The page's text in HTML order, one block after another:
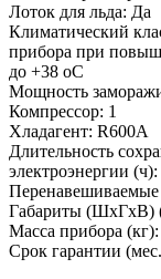
Лоток для льда: Да
Климатический
прибора при
до +38 оС
Мощность
Компрессор: 1
Хладагент: R600A
Длительность
электроэнергии
Габариты (ШхГxВ)
Масса прибора
Срок гарантии